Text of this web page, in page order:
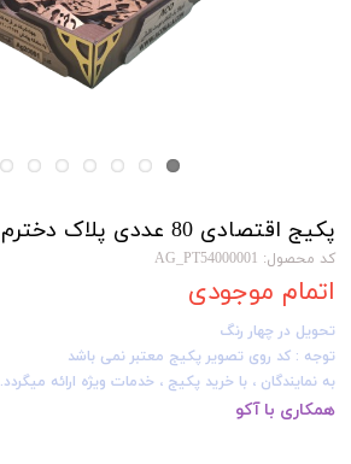
پکیج اقتصادی 80 عددی پلاک دخترم
کد محصول: AG_PT54000001
اتمام موجودی
تحویل در چهار رنگ
توجه : کد روی تصویر پکیج معتبر نمی باشد
به نمایندگان ، با خرید پکیج ، خدمات ویژه ارائه میگردد.
همکاری با آکو